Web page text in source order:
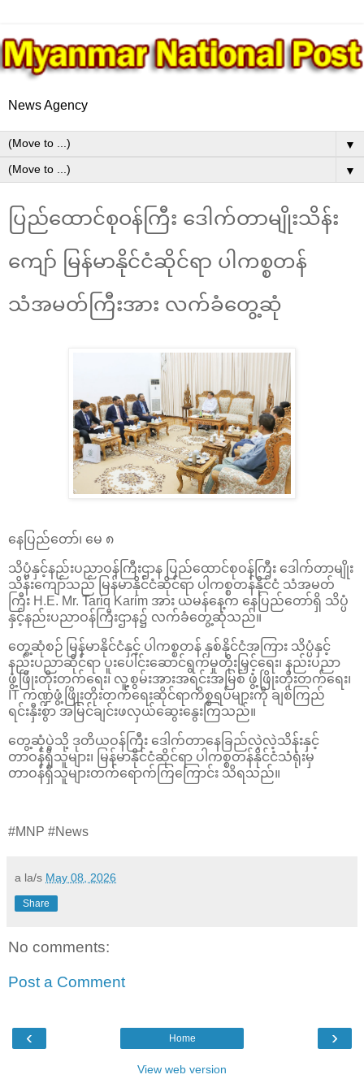
News Agency
▼
▼
ပြည်ထောင်စုဝန်ကြီး ဒေါက်တာမျိုးသိန်း
ကျော် မြန်မာနိုင်ငံဆိုင်ရာ ပါကစ္စတန်
သံအမတ်ကြီးအား လက်ခံတွေ့ဆုံ
နေပြည်တော်၊ မေ ၈
သိပ္ပံနှင့်နည်းပညာဝန်ကြီးဌာန ပြည်ထောင်စုဝန်ကြီး ဒေါက်တာမျိုး
သိန်းကျော်သည် မြန်မာနိုင်ငံဆိုင်ရာ ပါကစ္စတန်နိုင်ငံ သံအမတ်
ကြီး H.E. Mr. Tariq Karim အား ယမန်နေ့က နေပြည်တော်ရှိ သိပ္ပံ
နှင့်နည်းပညာဝန်ကြီးဌာန၌ လက်ခံတွေ့ဆုံသည်။
တွေ့ဆုံစဉ် မြန်မာနိုင်ငံနှင့် ပါကစ္စတန် နှစ်နိုင်ငံအကြား သိပ္ပံနှင့်
နည်းပညာဆိုင်ရာ ပူးပေါင်းဆောင်ရွက်မှုတိုးမြှင့်ရေး၊ နည်းပညာ
ဖွံ့ဖြိုးတိုးတက်ရေး၊ လူ့စွမ်းအားအရင်းအမြစ် ဖွံ့ဖြိုးတိုးတက်ရေး၊
IT ကဏ္ဍဖွံ့ဖြိုးတိုးတက်ရေးဆိုင်ရာကိစ္စရပ်များကို ချစ်ကြည်
ရင်းနှီးစွာ အမြင်ချင်းဖလှယ်ဆွေးနွေးကြသည်။
တွေ့ဆုံပွဲသို့ ဒုတိယဝန်ကြီး ဒေါက်တာနေခြည်လဲ့လဲ့သိန်းနှင့်
တာဝန်ရှိသူများ၊ မြန်မာနိုင်ငံဆိုင်ရာ ပါကစ္စတန်နိုင်ငံသံရုံးမှ
တာဝန်ရှိသူများတက်ရောက်ကြကြောင်း သိရသည်။
#MNP #News
a la/s May 08, 2026
Share
No comments:
Post a Comment
‹ ›
Home
View web version